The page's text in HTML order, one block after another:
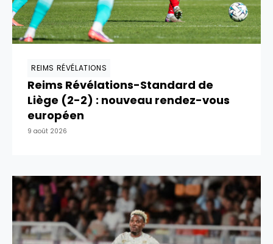
REIMS RÉVÉLATIONS
Reims Révélations-Standard de
Liège (2-2) : nouveau rendez-vous
européen
9 août 2026